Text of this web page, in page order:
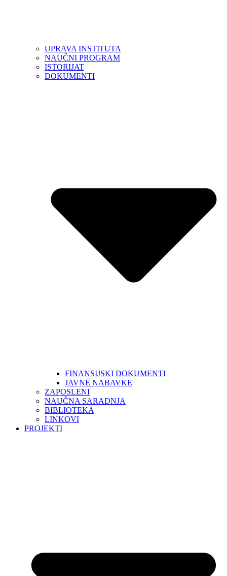
UPRAVA INSTITUTA
NAUČNI PROGRAM
ISTORIJAT
DOKUMENTI
FINANSIJSKI DOKUMENTI
JAVNE NABAVKE
ZAPOSLENI
NAUČNA SARADNJA
BIBLIOTEKA
LINKOVI
PROJEKTI